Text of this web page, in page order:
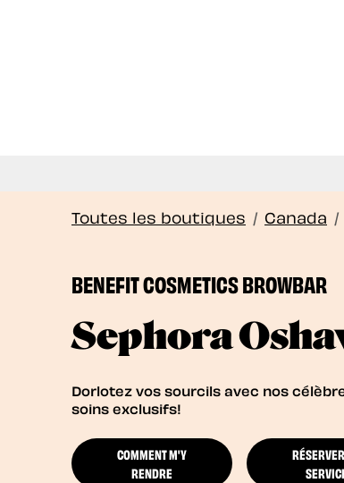
Toutes les boutiques / Canada /
BENEFIT COSMETICS BROWBAR
Sephora
Dorlotez vos sourcils avec nos
soins exclusifs!
COMMENT M'Y
RENDRE